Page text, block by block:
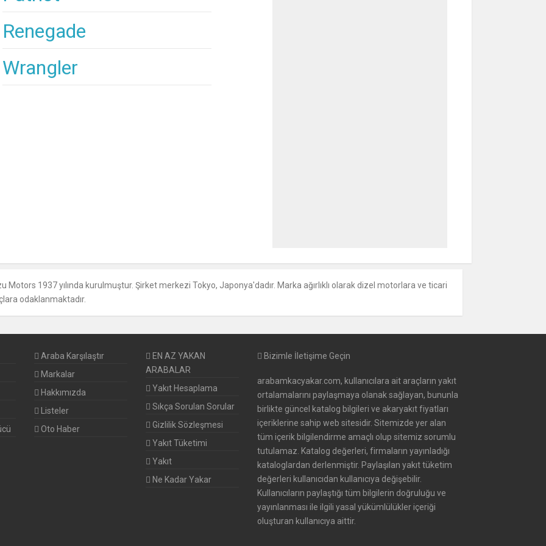
Renegade
Wrangler
Motors 1937 yılında kurulmuştur. Şirket merkezi Tokyo, Japonya'dadır. Marka ağırlıklı olarak dizel motorlara ve ticari
odaklanmaktadır.
Araba Karşılaştır
Markalar
Hakkımızda
Listeler
Oto Haber
EN AZ YAKAN
ARABALAR
Yakıt Hesaplama
Sıkça Sorulan Sorular
Gizlilik Sözleşmesi
Yakıt Tüketimi
Yakıt
Ne Kadar Yakar
Bizimle İletişime Geçin
arabamkacyakar.com, kullanıcılara ait araçların yakıt
ortalamalarını paylaşmaya olanak sağlayan, bununla
birlikte güncel katalog bilgileri ve akaryakıt fiyatları
içeriklerine sahip web sitesidir. Sitemizde yer alan
tüm içerik bilgilendirme amaçlı olup sitemiz sorumlu
tutulamaz. Katalog değerleri, firmaların yayınladığı
kataloglardan derlenmiştir. Paylaşılan yakıt tüketim
değerleri kullanıcıdan kullanıcıya değişebilir.
Kullanıcıların paylaştığı tüm bilgilerin doğruluğu ve
yayınlanması ile ilgili yasal yükümlülükler içeriği
oluşturan kullanıcıya aittir.